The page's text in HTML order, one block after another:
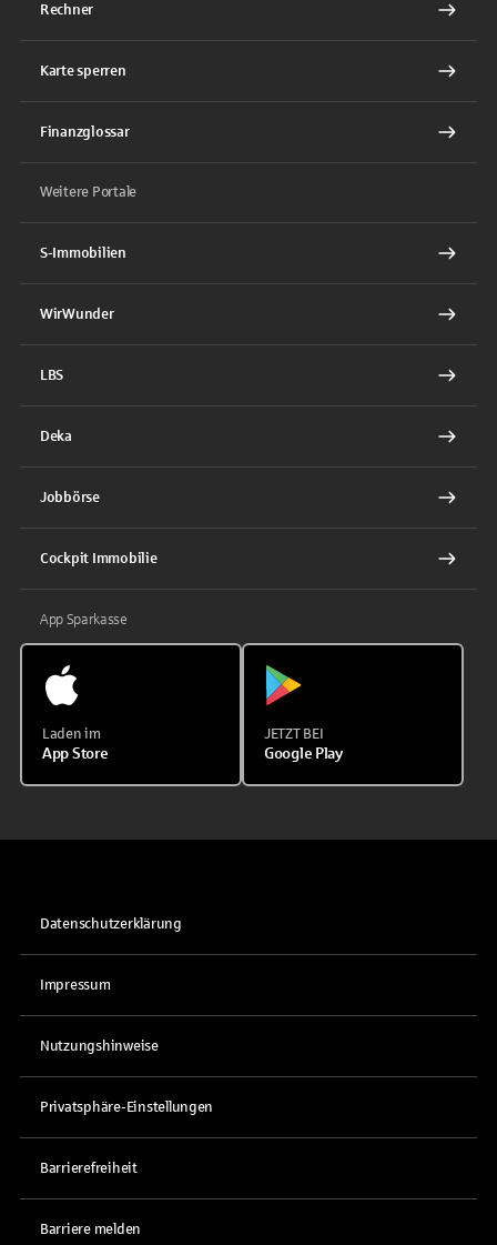
Rechner
Karte sperren
Finanzglossar
Weitere Portale
S-Immobilien
WirWunder
LBS
Deka
Jobbörse
Cockpit Immobilie
App Sparkasse
Laden im
App Store
JETZT BEI
Google Play
Datenschutzerklärung
Impressum
Nutzungshinweise
Privatsphäre-Einstellungen
Barrierefreiheit
Barriere melden